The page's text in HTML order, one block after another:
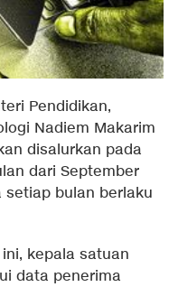
Pendidikan,
Nadiem Makarim
disalurkan pada
dari September
setiap bulan berlaku
kepala satuan
data penerima